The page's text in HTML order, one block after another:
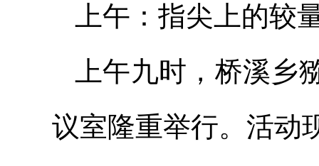
上午：指尖上的较
上午九时，桥溪
议室隆重举行。活动